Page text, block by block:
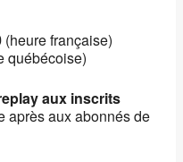
(heure française)
québécoise)
aux inscrits
après aux abonnés de